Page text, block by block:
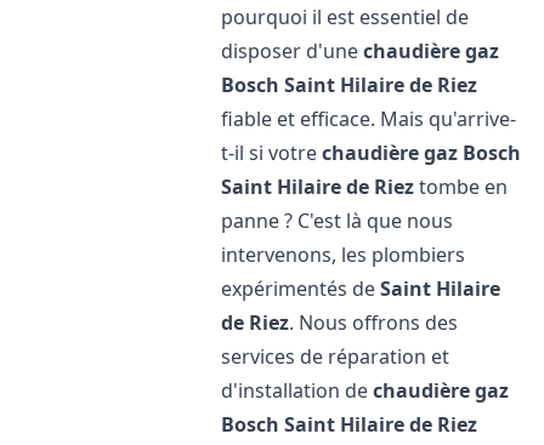
pourquoi il est essentiel de
disposer d'unechaudière gaz
Bosch Saint Hilaire de Riez
fiable et efficace. Mais qu'arrive-
t-il si votrechaudière gaz Bosch
Saint Hilaire de Rieztombe en
panne ? C'est là que nous
intervenons, les plombiers
expérimentés deSaint Hilaire
de Riez. Nous offrons des
services de réparation et
d'installation dechaudière gaz
Bosch Saint Hilaire de Riez